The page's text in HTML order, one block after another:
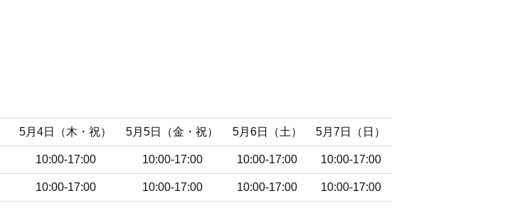
5月4日（木・祝） 5月5日（金・祝） 5月6日（土） 5月7日（日）
10:00-17:00 10:00-17:00 10:00-17:00 10:00-17:00
10:00-17:00 10:00-17:00 10:00-17:00 10:00-17:00